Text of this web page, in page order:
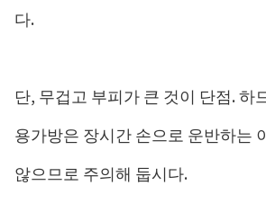
다.
단, 무겁고 부피가 큰 것이 단점. 하
용가방은 장시간 손으로 운반하는
않으므로 주의해 둡시다.